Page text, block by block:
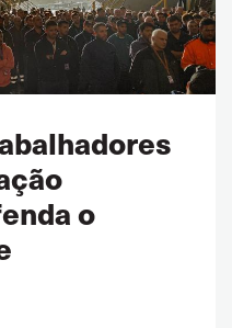
o